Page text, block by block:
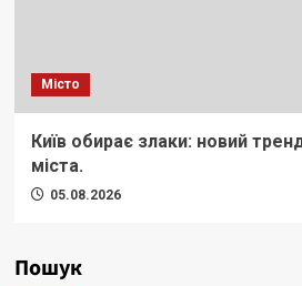
Місто
Київ обирає злаки: новий
міста.
05.08.2026
Пошук